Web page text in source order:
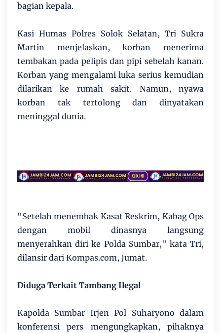
bagian kepala.
Kasi Humas Polres Solok Selatan, Tri Sukra
Martin menjelaskan, korban menerima
tembakan pada pelipis dan pipi sebelah kanan.
Korban yang mengalami luka serius kemudian
dilarikan ke rumah sakit. Namun, nyawa
korban tak tertolong dan dinyatakan
meninggal dunia.
"Setelah menembak Kasat Reskrim, Kabag Ops
dengan mobil dinasnya langsung
menyerahkan diri ke Polda Sumbar," kata Tri,
dilansir dari Kompas.com, Jumat.
Diduga Terkait Tambang Ilegal
Kapolda Sumbar Irjen Pol Suharyono dalam
konferensi pers mengungkapkan, pihaknya